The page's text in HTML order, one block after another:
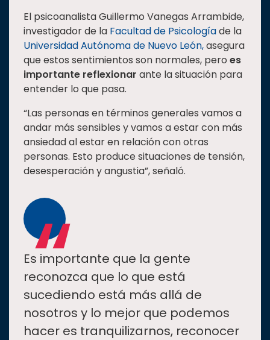
Rectoría
Investigación
Internacionalización
Responsabilidad
social
Vinculación
Historia
Universiada
Nacional
El psicoanalista Guillermo Vanegas Arrambide,
investigador de la Facultad de Psicologíade la
Universidad Autónoma de Nuevo León,asegura
que estos sentimientos son normales, pero es
importante reflexionar ante la situación para
entender lo que pasa.
“Las personas en términos generales vamos a
andar más sensibles y vamos a estar con más
ansiedad al estar en relación con otras
personas. Esto produce situaciones de tensión,
desesperación y angustia”, señaló.
“
Es importante que la gente
reconozca que lo que está
sucediendo está más allá de
nosotros y lo mejor que podemos
hacer es tranquilizarnos, reconocer